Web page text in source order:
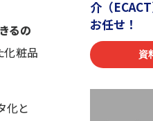
るの
化粧品
化と